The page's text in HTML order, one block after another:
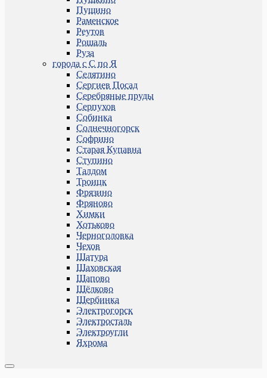
Пущино
Раменское
Реутов
Рошаль
Руза
города с С по Я
Селятино
Сергиев Посад
Серебряные пруды
Серпухов
Собинка
Солнечногорск
Софрино
Старая Купавна
Ступино
Талдом
Троицк
Фрязино
Фряново
Химки
Хотьково
Черноголовка
Чехов
Шатура
Шаховская
Щапово
Щёлково
Щербинка
Электрогорск
Электросталь
Электроугли
Яхрома